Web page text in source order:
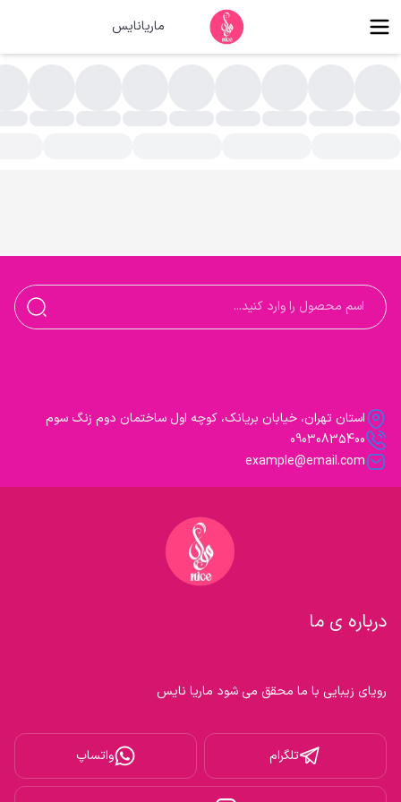
ماریانایس
درباره ی ما
رویای زیبایی با ما محقق می شود ماریا نایس
تلگرام واتساپ
استان تهران، خیابان بریانک، کوچه اول ساختمان دوم زنگ سوم
09030835400
example@email.com